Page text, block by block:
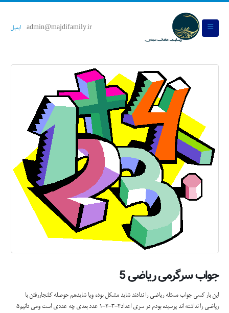
admin@majdifamily.ir ایمیل
جواب سرگرمی ریاضی 5
این بار کسی جواب مسئله ریاضی را ندادند شاید مشکل بوده ویا شایدهم حوصله کلنجاررفتن با
ریاضی را نداشته اند پرسیده بودم در سری اعداد4-3-2-1 عدد بعدی چه عددی است ومی دانیم5